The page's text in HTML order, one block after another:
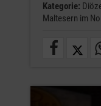
Kategorie:
Maltesern im